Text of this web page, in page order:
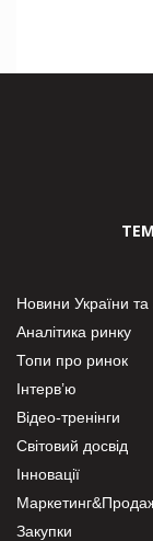
Новини України та
Аналітика ринку
Топи про ринок
Інтерв’ю
Відео-тренінги
Світовий досвід
Інновації
Закупки